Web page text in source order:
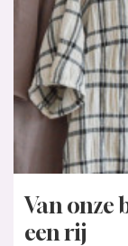
Van onze
een rij